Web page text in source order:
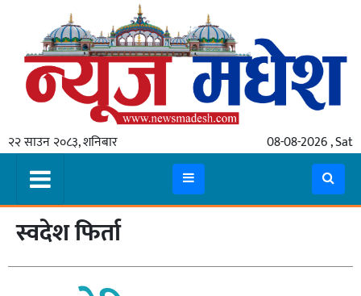
२२ साउन २०८३, शनिबार 08-08-2026 , Sat
गृहपृष्ठ
स्थानीय
प्रदेश
कोशी
मधेश
प्रदेश
स्वदेश फिर्ता